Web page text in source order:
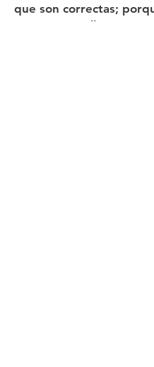
que son correctas;
creemos en ellas, no